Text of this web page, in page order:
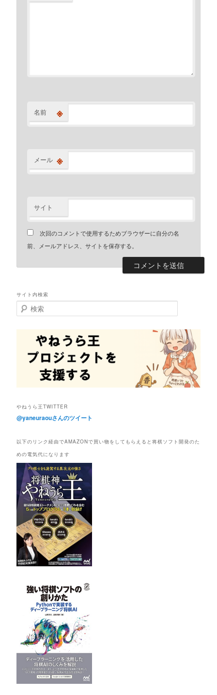
名前 ※
メール ※
サイト
次回のコメントで使用するためブラウザーに自分の名
前、メールアドレス、サイトを保存する。
サイト内検索
検
索
やねうら王TWITTER
@yaneuraouさんのツイート
以下のリンク経由でAMAZONで買い物をしてもらえると将棋ソフト開発のた
めの電気代になります